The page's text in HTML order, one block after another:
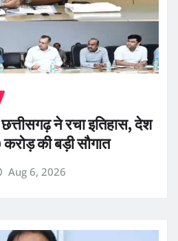
ने रचा इतिहास, देश
की बड़ी सौगात
Aug 6, 2026